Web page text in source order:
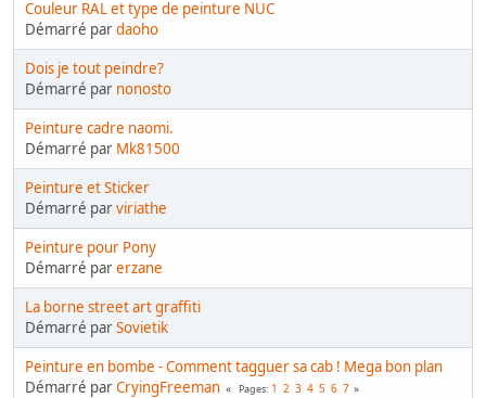
Couleur RAL et type de peinture NUC
Démarré pardaoho
Dois je tout peindre?
Démarré par nonosto
Peinture cadre naomi.
Démarré par Mk81500
Peinture et Sticker
Démarré parviriathe
Peinture pour Pony
Démarré parerzane
La borne street art graffiti
Démarré parSovietik
Peinture en bombe - Comment tagguer sa cab ! Mega bon plan
Démarré parCryingFreeman Pages 1 2 3 4 5 6 7